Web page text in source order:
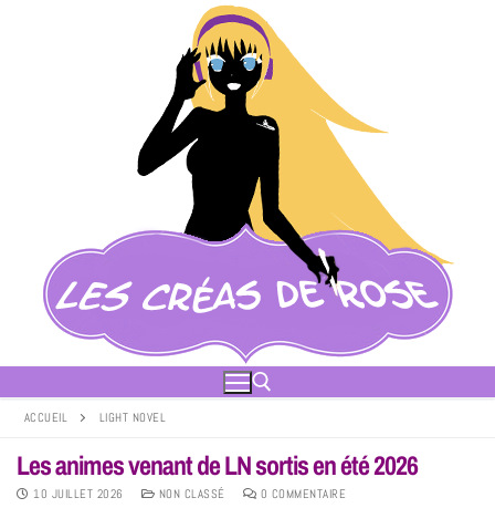
ACCUEIL LIGHT NOVEL
Les animes venant de LN sortis en été 2026
10 JUILLET 2026 NON CLASSÉ 0 COMMENTAIRE